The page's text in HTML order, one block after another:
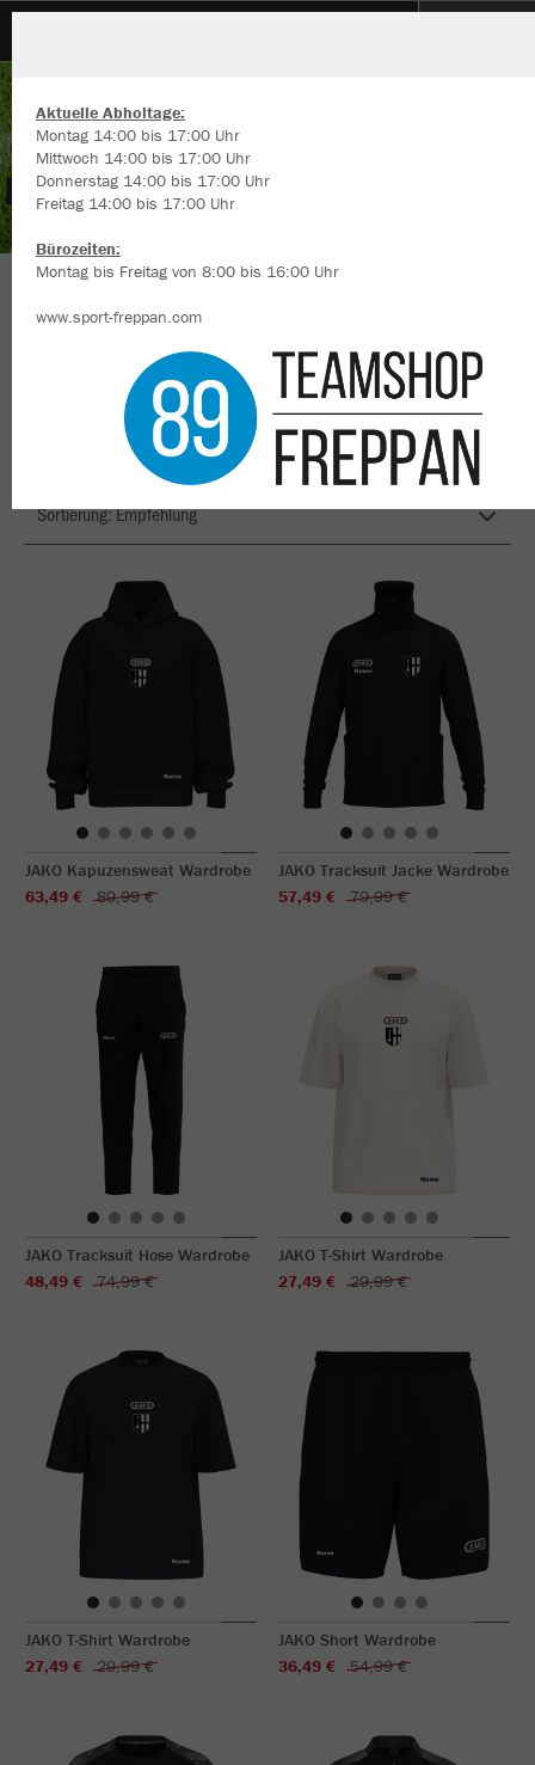
Sportfreunde Untergriesheim 1937 e.V.
Farbe
JAKO Kapuzensweat Wardrobe
63,49 €
89,99 €
JAKO Tracksuit Jacke Wardrobe
57,49 €
79,99 €
JAKO Tracksuit Hose Wardrobe
48,49 €
74,99 €
JAKO T-Shirt Wardrobe
27,49 €
29,99 €
JAKO T-Shirt Wardrobe
27,49 €
29,99 €
JAKO Short Wardrobe
36,49 €
54,99 €
Aktuelle Abholtage:
Montag 14:00 bis 17:00 Uhr
Mittwoch 14:00 bis 17:00 Uhr
Donnerstag 14:00 bis 17:00 Uhr
Freitag 14:00 bis 17:00 Uhr
Bürozeiten:
Montag bis Freitag von 8:00 bis 16:00 Uhr
www.sport-freppan.com
Wir verwenden Cookies
Inhalte anzeigen und unsere Website verbessern. Weitere
zu den Cookies findest Du in den Einstellungen.
Alle ablehnen
mehr Infos
Datenschutz
Impressum